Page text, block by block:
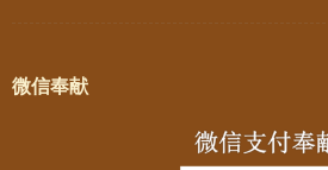
微信奉献